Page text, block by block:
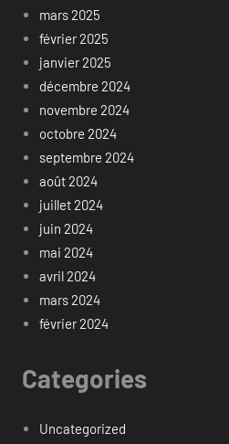
mars 2025
février 2025
janvier 2025
décembre 2024
novembre 2024
octobre 2024
septembre 2024
août 2024
juillet 2024
juin 2024
mai 2024
avril 2024
mars 2024
février 2024
Categories
Uncategorized